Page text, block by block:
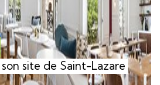
site de Saint-Lazare